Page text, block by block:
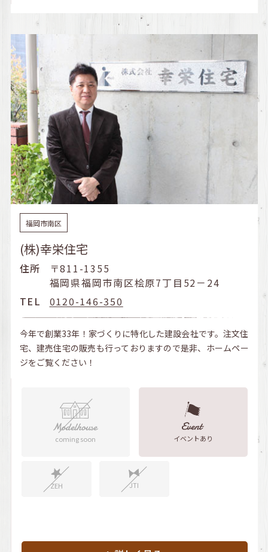
福岡市南区
(株)幸栄住宅
住所
〒811-1355
福岡県福岡市南区桧原7丁目52－24
TEL
0120-146-350
今年で創業33年！家づくりに特化した建設会社です。注文住
宅、建売住宅の販売も行っておりますので是非、ホームペー
ジをご覧ください！
coming soon イベントあり
ZEH JTI